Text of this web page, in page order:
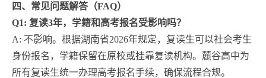
四、常见问题解答（FAQ）
Q1: 复读3年，学籍和高考报名受影响吗？
A: 不影响。根据湖南省2026年规定，复读生可以社会考生
身份报名，学籍保留在原校或挂靠复读机构。麓谷高中为
所有复读生统一办理高考报名手续，确保流程合规。